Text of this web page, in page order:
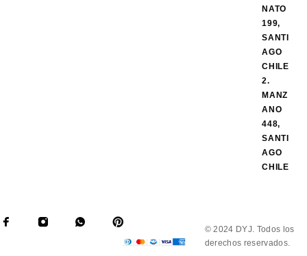
NATO
199,
SANTI
AGO
CHILE
2.
MANZ
ANO
448,
SANTI
AGO
CHILE
© 2024 DYJ. Todos los
derechos reservados.